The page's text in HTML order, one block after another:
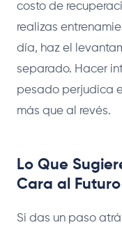
costo de
realizas
día, haz el
separado. Hacer
pesado perjudica
más que al revés.
Lo Que
Cara al Futuro
Si das un paso